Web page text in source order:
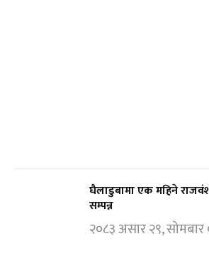
घैलाडुबामा एक महिने
सम्पन्न
२०८३ असार २९,